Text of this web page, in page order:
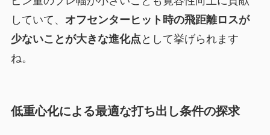
していて、 オフセンターヒット時の飛距離ロスが
少ないことが大きな進化点 として挙げられます
ね。
低重心化による最適な打ち出し条件の探求